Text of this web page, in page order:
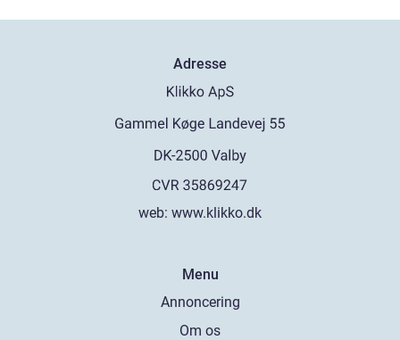
Adresse
web: www.klikko.dk
Menu
Annoncering
Om os